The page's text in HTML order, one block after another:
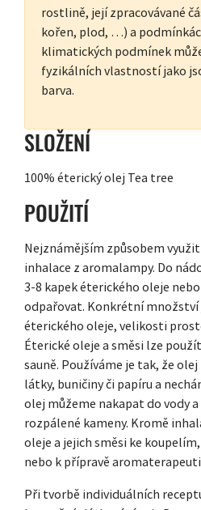
rostlině, její zpracovávané
kořen, plod, …) a
klimatických podmínek
fyzikálních vlastností jako
barva.
SLOŽENÍ
100% éterický olej Tea tree
POUŽITÍ
Nejznámějším způsobem
inhalace z aromalampy. Do
3-8 kapek éterického oleje
odpařovat. Konkrétní množství
éterického oleje, velikosti
Éterické oleje a směsi lze
sauně. Používáme je tak, že
látky, buničiny či papíru a
olej můžeme nakapat do vody
rozpálené kameny. Kromě
oleje a jejich směsi ke
nebo k přípravě
Při tvorbě individuálních